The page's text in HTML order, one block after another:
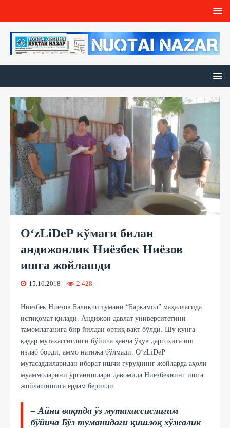
O‘zLiDeP кўмаги билан
андижонлик Ниёзбек Ниёзов
ишга жойлашди
15.10.2018 2 428
Ниёзбек Ниёзов Балиқчи тумани “Баркамол” маҳалласида
истиқомат қилади. Андижон давлат университетини
тамомлаганига бир йилдан ортиқ вақт бўлди. Шу кунга
қадар мутахассислиги бўйича қанча ўқув даргоҳига иш
излаб борди, аммо натижа бўлмади. O‘zLiDeP
мутасаддиларидан иборат ишчи гуруҳнинг жойларда аҳоли
муаммоларини ўрганишлари давомида Ниёзбекнинг ишга
жойлашишига ёрдам берилди.
– Айни вақтда ўз мутахассислигим
бўйича Бўз туманидаги қишлоқ хўжалик